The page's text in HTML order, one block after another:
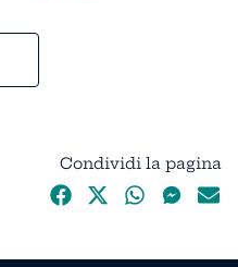
Condividi la pagina